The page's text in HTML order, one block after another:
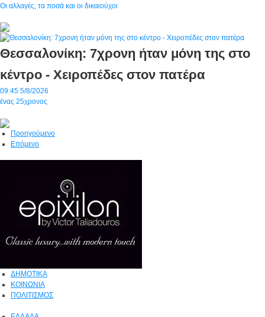
Οι αλλαγές, τα ποσά και οι δικαιούχοι
Θεσσαλονίκη: 7χρονη ήταν μόνη της στο
κέντρο - Χειροπέδες στον πατέρα
09:45 5/8/2026
ένας 25χρονος
Προηγούμενο
Επόμενο
ΔΗΜΟΤΙΚΑ
ΚΟΙΝΩΝΙΑ
ΠΟΛΙΤΙΣΜΟΣ